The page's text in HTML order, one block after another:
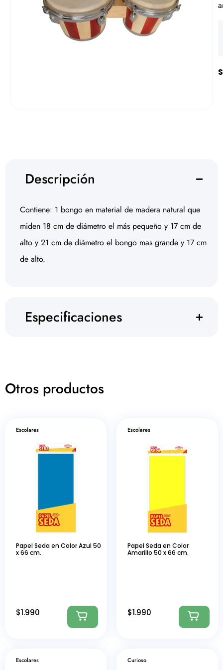
Descripción
Contiene: 1 bongo en material de madera natural que
miden 18 cm de diámetro el más pequeño y 17 cm de
alto y 21 cm de diámetro el bongo mas grande y 17 cm
de alto.
Especificaciones
Otros productos
Escolares
Papel Seda en Color Azul 50
x 66 cm.
$1.990
Escolares
Papel Seda en Color
Amarillo 50 x 66 cm.
$1.990
Escolares Curioso